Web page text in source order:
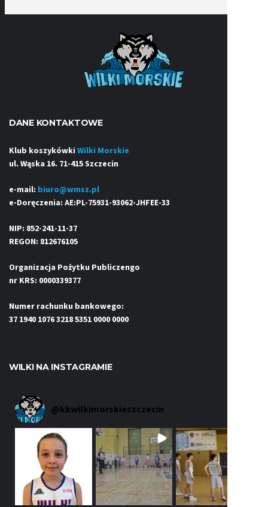
DANE KONTAKTOWE
Klub koszykówki Wilki Morskie
ul. Wąska 16. 71-415 Szczecin
e-mail: biuro@wmsz.pl
e-Doręczenia: AE:PL-75931-93062-JHFEE-33
NIP: 852-241-11-37
REGON: 812676105
Organizacja Pożytku Publiczengo
nr KRS: 0000339377
Numer rachunku bankowego:
37 1940 1076 3218 5351 0000 0000
WILKI NA INSTAGRAMIE
@kkwilkimorskieszczecin